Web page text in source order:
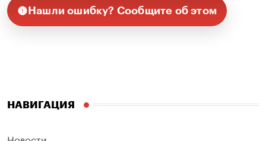
Нашли ошибку? Сообщите об этом
НАВИГАЦИЯ